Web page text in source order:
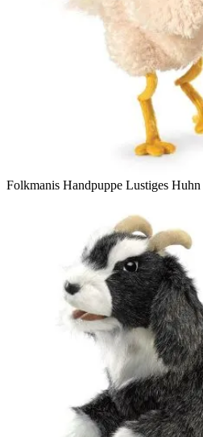
Folkmanis Handpuppe Lustiges Huhn